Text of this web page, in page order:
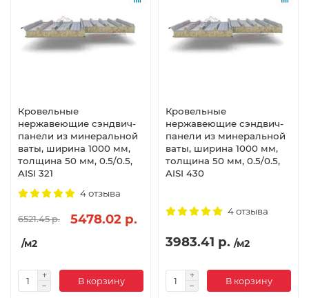
Кровельные
нержавеющие сэндвич-
панели из минеральной
ваты, ширина 1000 мм,
толщина 50 мм, 0.5/0.5,
AISI 321
4 отзыва
6521.45 р. 5478.02 р.
/м2
В корзину
Кровельные
нержавеющие сэндвич-
панели из минеральной
ваты, ширина 1000 мм,
толщина 50 мм, 0.5/0.5,
AISI 430
4 отзыва
3983.41 р. /м2
В корзину